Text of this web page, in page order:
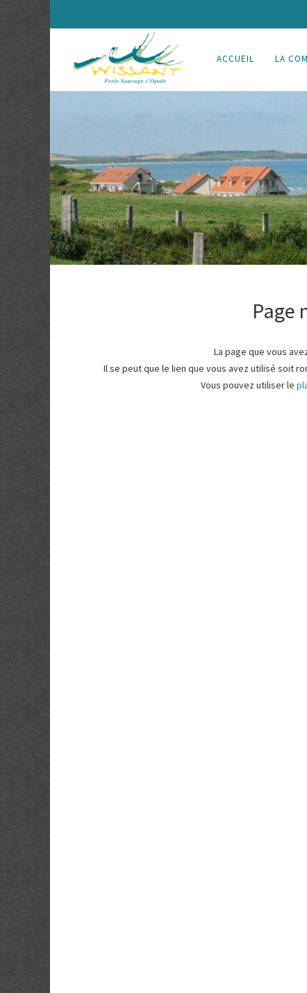
ACCUEIL LA
Page
La page que vous
Il se peut que le lien que vous avez utilisé soit
Vous pouvez utiliser le